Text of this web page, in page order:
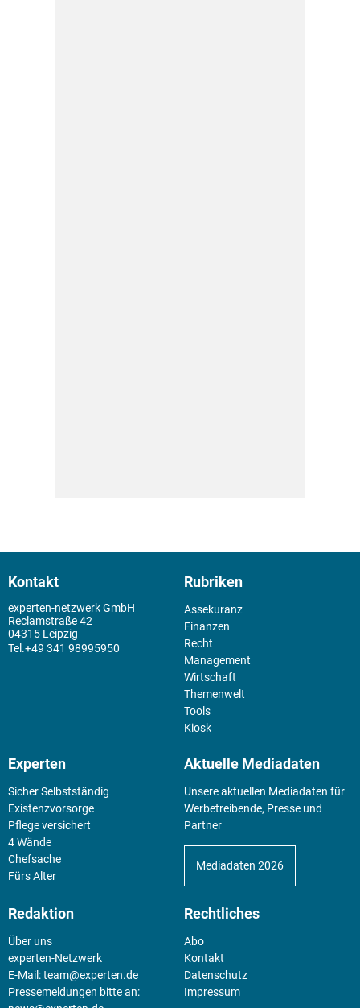
Kontakt
experten-netzwerk GmbH
Reclamstraße 42
04315 Leipzig
+49 341 98995950
Rubriken
Assekuranz
Finanzen
Recht
Management
Wirtschaft
Themenwelt
Tools
Kiosk
Experten
Sicher Selbstständig
Existenz­vorsorge
Pflege versichert
4 Wände
Chefsache
Fürs Alter
Aktuelle Mediadaten
Unsere aktuellen Mediadaten für
Werbetreibende, Presse und
Partner
Mediadaten 2026
Redaktion
Über uns
experten-Netzwerk
E-Mail:team@experten.de
Pressemeldungen bitte an:
Rechtliches
Abo
Kontakt
Datenschutz
Impressum